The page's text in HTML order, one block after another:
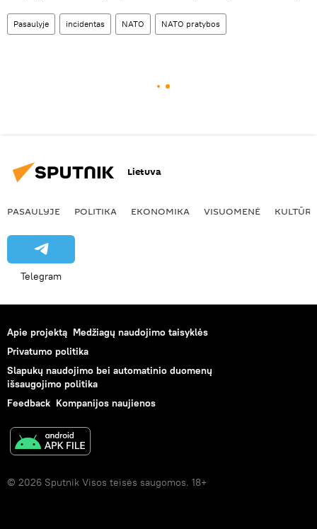
Pasaulyje incidentas NATO NATO pratybos
Lietuva
PASAULYJE POLITIKA EKONOMIKA VISUOMENĖ KULTŪRA
Telegram
Apie projektą Medžiagų naudojimo taisyklės
Privatumo politika
Slapukų naudojimo bei automatinio duomenų
išsaugojimo politika
Feedback Kompanijos naujienos
© 2026 Sputnik Visos teisės saugomos. 18+